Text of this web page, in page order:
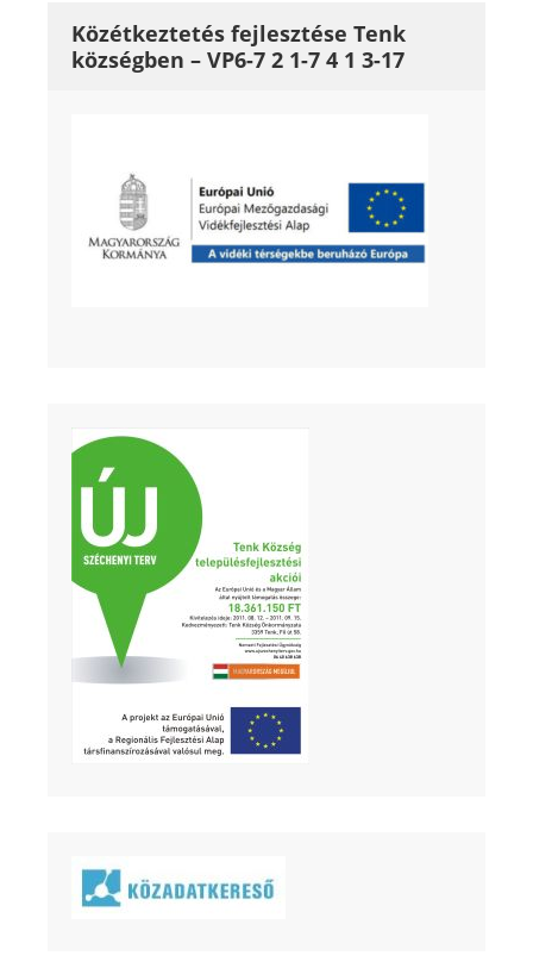
Közétkeztetés fejlesztése Tenk
községben – VP6-7 2 1-7 4 1 3-17